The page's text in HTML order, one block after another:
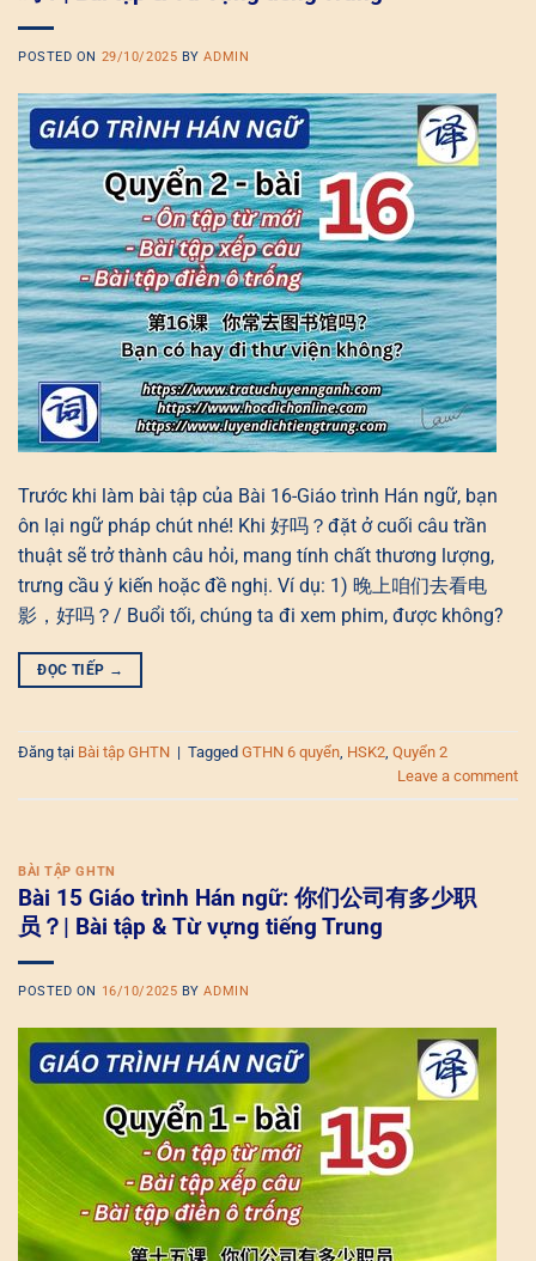
POSTED ON 29/10/2025 BYADMIN
Trước khi làm bài tập của Bài 16-Giáo trình Hán ngữ, bạn
ôn lại ngữ pháp chút nhé! Khi 好吗？đặt ở cuối câu trần
thuật sẽ trở thành câu hỏi, mang tính chất thương lượng,
trưng cầu ý kiến hoặc đề nghị. Ví dụ: 1) 晚上咱们去看电
影，好吗？/ Buổi tối, chúng ta đi xem phim, được không?
ĐỌC TIẾP →
Đăng tại Bài tập GHTN | Tagged GTHN 6 quyển HSK2 Quyển 2
Leave a comment
BÀI TẬP GHTN
Bài 15 Giáo trình Hán ngữ: 你们公司有多少职
员？| Bài tập & Từ vựng tiếng Trung
POSTED ON 16/10/2025 BYADMIN